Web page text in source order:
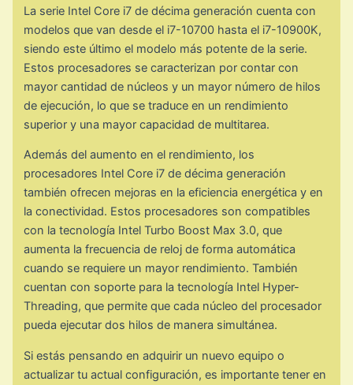
La serie Intel Core i7 de décima generación cuenta con
modelos que van desde el i7-10700 hasta el i7-10900K,
siendo este último el modelo más potente de la serie.
Estos procesadores se caracterizan por contar con
mayor cantidad de núcleos y un mayor número de hilos
de ejecución, lo que se traduce en un rendimiento
superior y una mayor capacidad de multitarea.
Además del aumento en el rendimiento, los
procesadores Intel Core i7 de décima generación
también ofrecen mejoras en la eficiencia energética y en
la conectividad. Estos procesadores son compatibles
con la tecnología Intel Turbo Boost Max 3.0, que
aumenta la frecuencia de reloj de forma automática
cuando se requiere un mayor rendimiento. También
cuentan con soporte para la tecnología Intel Hyper-
Threading, que permite que cada núcleo del procesador
pueda ejecutar dos hilos de manera simultánea.
Si estás pensando en adquirir un nuevo equipo o
actualizar tu actual configuración, es importante tener en